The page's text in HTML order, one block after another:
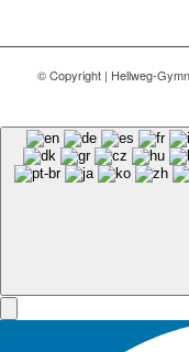
© Copyright | Hellweg-